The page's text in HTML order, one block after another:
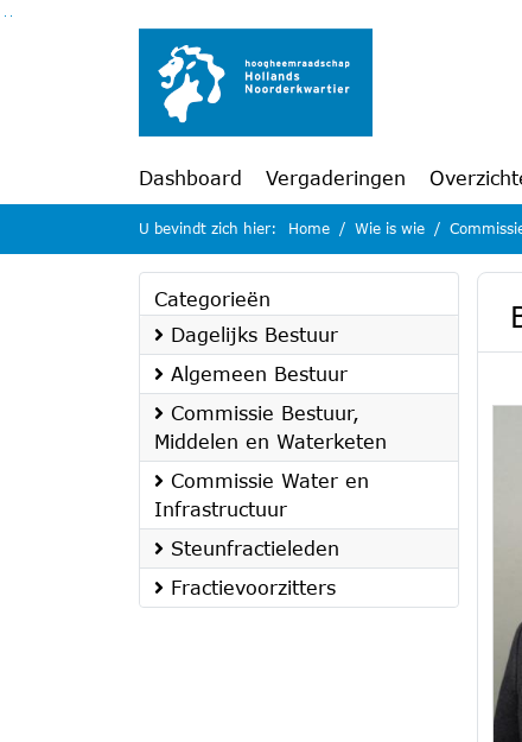
Ga naar de inhoud van deze pagina
Ga naar het zoeken
Ga naar het menu
Dashboard Vergaderingen
U bevindt zich hier: Home Wie is wie
Categorieën
Dagelijks Bestuur
Algemeen Bestuur
Commissie Bestuur,
Middelen en Waterketen
Commissie Water en
Infrastructuur
Steunfractieleden
Fractievoorzitters